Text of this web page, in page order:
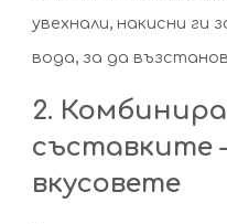
увехнали, накисни ги
вода, за да
2.
съставките
вкусовете